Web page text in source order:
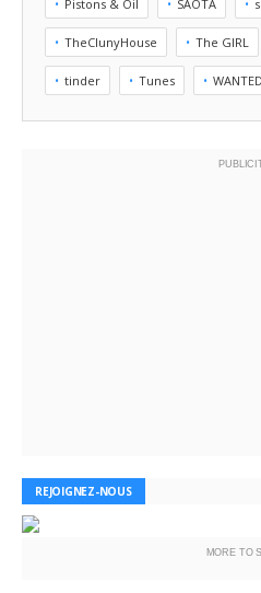
Pistons & Oil SAOTA
TheClunyHouse The GIRL
tinder Tunes WANTED
REJOIGNEZ-NOUS
MORE TO